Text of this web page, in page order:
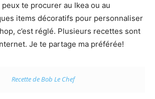
te procurer au Ikea ou au
items décoratifs pour personnaliser
c’est réglé. Plusieurs recettes sont
Je te partage ma préférée!
Recette de Bob Le Chef